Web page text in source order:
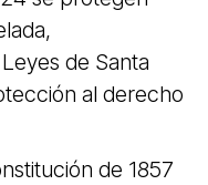
de Santa
al derecho
de 1857